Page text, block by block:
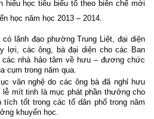
học tiêu biểu tổ theo biên chế mới
học năm học 2013 – 2014.
lãnh đạo phường Trung Liệt, đại diện
lợi, các ông, bà đại diện cho các Ban
các nhà hảo tâm về hưu – đương chức
cụm trong năm qua.
văn nghệ do các ông bà đã nghỉ hưu
mít tinh là mục phát phần thưởng cho
tốt trong các tổ dân phố trong năm
khuyến học.